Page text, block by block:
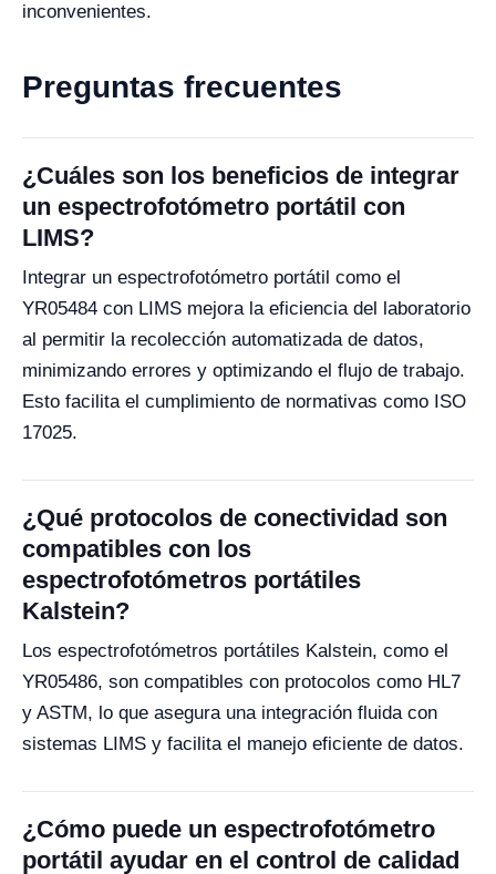
inconvenientes.
Preguntas frecuentes
¿Cuáles son los beneficios de integrar
un espectrofotómetro portátil con
LIMS?
Integrar un espectrofotómetro portátil como el
YR05484 con LIMS mejora la eficiencia del laboratorio
al permitir la recolección automatizada de datos,
minimizando errores y optimizando el flujo de trabajo.
Esto facilita el cumplimiento de normativas como ISO
17025.
¿Qué protocolos de conectividad son
compatibles con los
espectrofotómetros portátiles
Kalstein?
Los espectrofotómetros portátiles Kalstein, como el
YR05486, son compatibles con protocolos como HL7
y ASTM, lo que asegura una integración fluida con
sistemas LIMS y facilita el manejo eficiente de datos.
¿Cómo puede un espectrofotómetro
portátil ayudar en el control de calidad